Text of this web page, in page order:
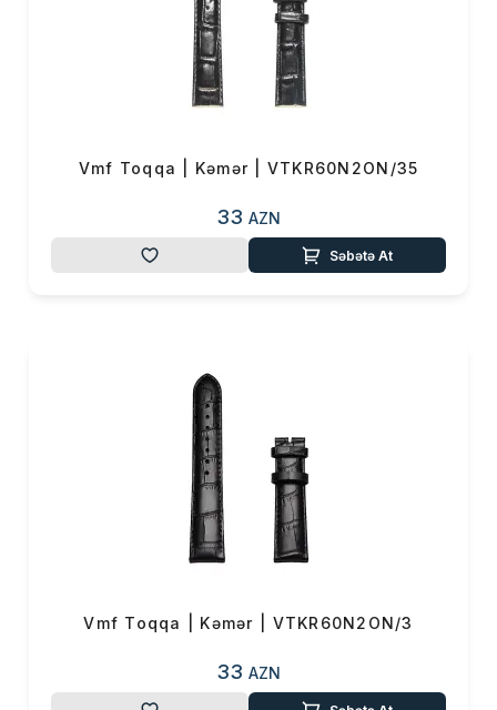
Vmf Toqqa | Kəmər | VTKR60N2ON/35
33 AZN
Səbətə At
Vmf Toqqa | Kəmər | VTKR60N2ON/3
33 AZN